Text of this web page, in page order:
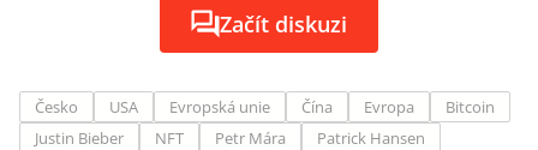
Začít diskuzi
Česko USA Evropská unie Čína Evropa
Bitcoin
Justin Bieber
NFT Petr Mára Patrick Hansen